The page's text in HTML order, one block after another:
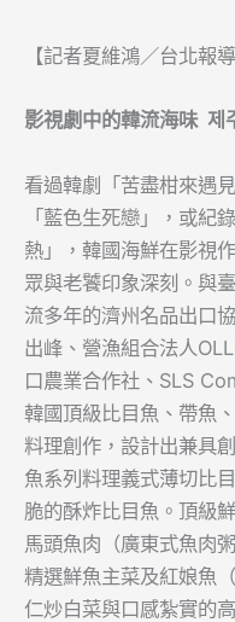
【記者夏維鴻／台北報導
影視劇中的韓流海味 제
看過韓劇「苦盡柑來遇
「藍色生死戀」，或紀
熱」，韓國海鮮在影視
眾與老饕印象深刻。與
流多年的濟州名品出口
出峰、營漁組合法人
口農業合作社、SLS
韓國頂級比目魚、帶魚
料理創作，設計出兼具
魚系列料理義式薄切比
脆的酥炸比目魚。頂級
馬頭魚肉（廣東式魚肉
精選鮮魚主菜及紅娘魚
仁炒白菜與口感紮實的